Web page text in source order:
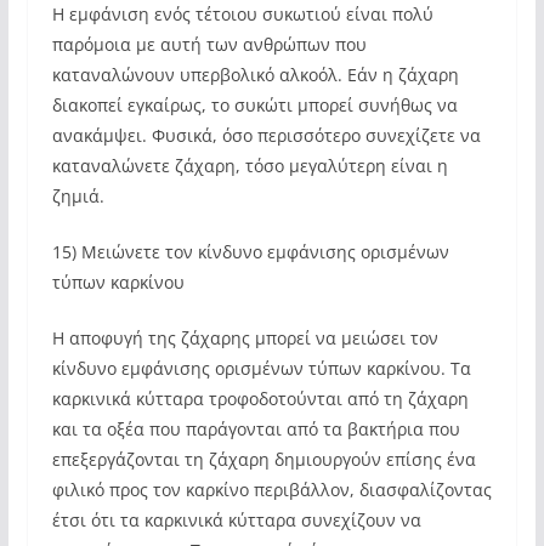
Η εμφάνιση ενός τέτοιου συκωτιού είναι πολύ
παρόμοια με αυτή των ανθρώπων που
καταναλώνουν υπερβολικό αλκοόλ. Εάν η ζάχαρη
διακοπεί εγκαίρως, το συκώτι μπορεί συνήθως να
ανακάμψει. Φυσικά, όσο περισσότερο συνεχίζετε να
καταναλώνετε ζάχαρη, τόσο μεγαλύτερη είναι η
ζημιά.
15) Μειώνετε τον κίνδυνο εμφάνισης ορισμένων
τύπων καρκίνου
Η αποφυγή της ζάχαρης μπορεί να μειώσει τον
κίνδυνο εμφάνισης ορισμένων τύπων καρκίνου. Τα
καρκινικά κύτταρα τροφοδοτούνται από τη ζάχαρη
και τα οξέα που παράγονται από τα βακτήρια που
επεξεργάζονται τη ζάχαρη δημιουργούν επίσης ένα
φιλικό προς τον καρκίνο περιβάλλον, διασφαλίζοντας
έτσι ότι τα καρκινικά κύτταρα συνεχίζουν να